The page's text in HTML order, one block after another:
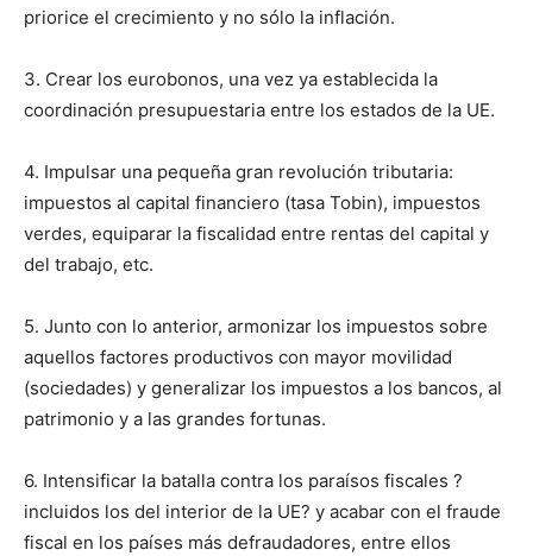
priorice el crecimiento y no sólo la inflación.
3. Crear los eurobonos, una vez ya establecida la
coordinación presupuestaria entre los estados de la UE.
4. Impulsar una pequeña gran revolución tributaria:
impuestos al capital financiero (tasa Tobin), impuestos
verdes, equiparar la fiscalidad entre rentas del capital y
del trabajo, etc.
5. Junto con lo anterior, armonizar los impuestos sobre
aquellos factores productivos con mayor movilidad
(sociedades) y generalizar los impuestos a los bancos, al
patrimonio y a las grandes fortunas.
6. Intensificar la batalla contra los paraísos fiscales ?
incluidos los del interior de la UE? y acabar con el fraude
fiscal en los países más defraudadores, entre ellos